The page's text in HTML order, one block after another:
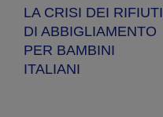
LA CRISI DEI RIFIUTI
DI ABBIGLIAMENTO
PER BAMBINI
ITALIANI